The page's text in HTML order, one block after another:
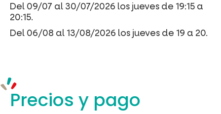
Del 09/07 al 30/07/2026 los jueves de 19:15 a
20:15.
Del 06/08 al 13/08/2026 los jueves de 19 a 20.
Precios y pago